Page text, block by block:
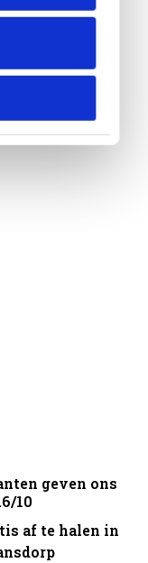
geven ons
10
af te halen in